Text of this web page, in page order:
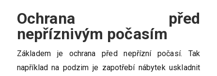
Ochrana před
nepříznivým počasím
Základem je ochrana před nepřízní počasí. Tak
například na podzim je zapotřebí nábytek uskladnit